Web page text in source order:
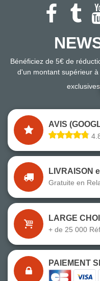
Bénéficiez de 5€ de
d'un montant supérieur
exclusives
AVIS
LIVRAISON
Gratuite en
LARGE
+ de 25 000
PAIEMENT